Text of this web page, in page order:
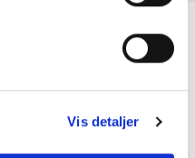
Vis detaljer
siger